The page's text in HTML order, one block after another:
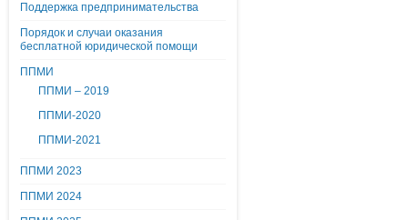
Поддержка предпринимательства
Порядок и случаи оказания
бесплатной юридической помощи
ППМИ
ППМИ – 2019
ППМИ-2020
ППМИ-2021
ППМИ 2023
ППМИ 2024